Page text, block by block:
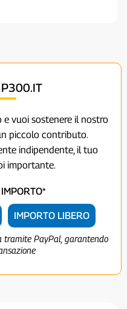
P300.IT
vuoi sostenere il nostro
piccolo contributo.
indipendente, il tuo
importante.
IMPORTO LIBERO
tramite PayPal, garantendo